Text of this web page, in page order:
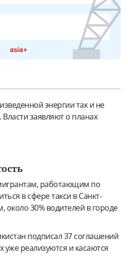
энергии так и не
заявляют о планах
работающим по
в сфере такси в Санкт-
около 30% водителей в городе
подписал 37 соглашений
уже реализуются и касаются